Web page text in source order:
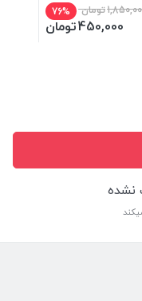
تومان 76%
450,000تومان
نشده